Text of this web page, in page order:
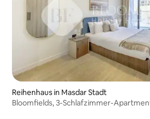
Reihenhaus in Masdar Stadt
Bloomfields, 3-Schlafzimmer-